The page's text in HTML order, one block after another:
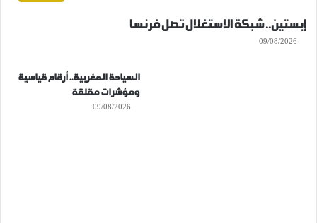
إبستين.. شبكة الاستغلال تصل فرنسا
09/08/2026
السياحة المغربية.. أرقام قياسية
ومؤشرات مقلقة
09/08/2026